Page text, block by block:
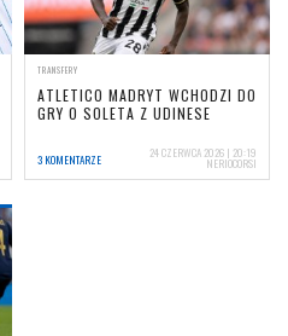
TRANSFERY
ATLETICO MADRYT WCHODZI DO
GRY O SOLETA Z UDINESE
3 KOMENTARZE 24 CZERWCA 2026 | 20:19
NERIOCORSI